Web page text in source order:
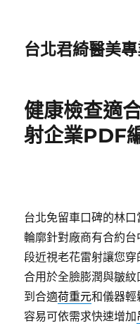
台北君綺醫美
健康檢查適
射企業PDF
台北免留車口碑的林
輪廓針對廠商有合約台
段近視老花雷射讓您
合用於全臉膨潤與皺
到合適荷重元和儀器輕
容易可依需求快速增加